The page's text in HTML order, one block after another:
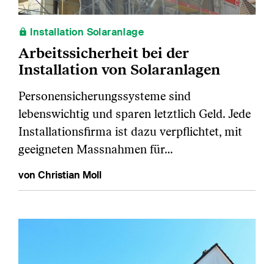
Installation Solaranlage
Arbeitssicherheit bei der
Installation von Solaranlagen
Personensicherungssysteme sind
lebenswichtig und sparen letztlich Geld. Jede
Installationsfirma ist dazu verpflichtet, mit
geeigneten Massnahmen für…
von Christian Moll